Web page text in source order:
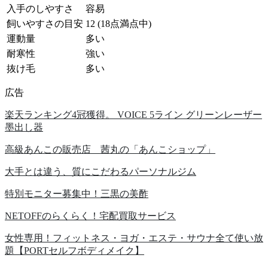
入手のしやすさ
容易
飼いやすさの目安 12 (18点満点中)
運動量
多い
耐寒性
強い
抜け毛
多い
広告
楽天ランキング4冠獲得。 VOICE 5ライン グリーンレーザー
墨出し器
高級あんこの販売店 茜丸の「あんこショップ」
大手とは違う、質にこだわるパーソナルジム
特別モニター募集中！三黒の美酢
NETOFFのらくらく！宅配買取サービス
女性専用！フィットネス・ヨガ・エステ・サウナ全て使い放
題【PORTセルフボディメイク】